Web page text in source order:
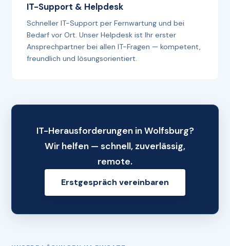
IT-Support & Helpdesk
Schneller IT-Support per Fernwartung und bei
Bedarf vor Ort. Unser Helpdesk ist Ihr erster
Ansprechpartner bei allen IT-Fragen — kompetent,
freundlich und lösungsorientiert.
IT-Herausforderungen in Wolfsburg?
Wir helfen — schnell, zuverlässig,
remote.
Erstgespräch vereinbaren